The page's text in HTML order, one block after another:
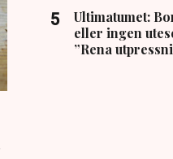
Ultimatumet:
eller ingen
”Rena